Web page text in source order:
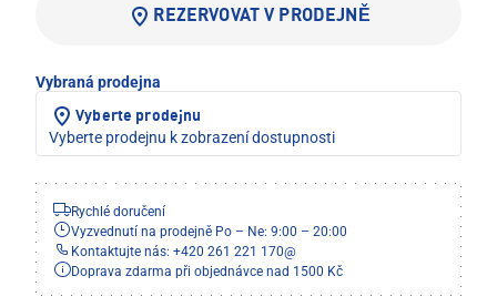
REZERVOVAT V PRODEJNĚ
Vybraná prodejna
Vyberte prodejnu
Vyberte prodejnu k zobrazení dostupnosti
Rychlé doručení
Vyzvednutí na prodejně Po – Ne: 9:00 – 20:00
Kontaktujte nás: +420 261 221 170@
Doprava zdarma při objednávce nad 1500 Kč